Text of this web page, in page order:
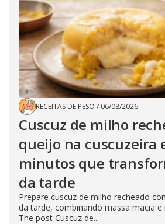
RECEITAS DE PESO / 06/08/2026
Cuscuz de milho
queijo na cuscuzeira
minutos que
da tarde
Prepare cuscuz de milho recheado
da tarde, combinando massa macia
The post Cuscuz de...